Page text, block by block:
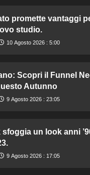
promette vantaggi
studio.
10 Agosto 2026 : 5:00
Scopri il Funnel
Autunno
9 Agosto 2026 : 23:05
un look anni
9 Agosto 2026 : 17:05